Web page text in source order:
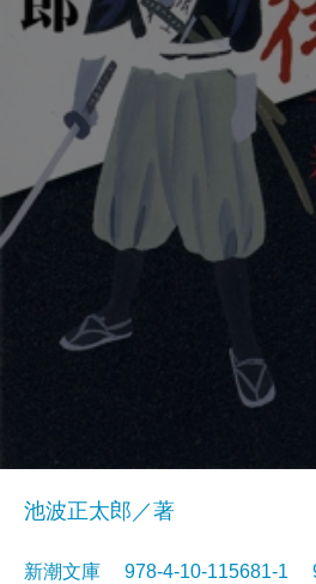
池波正太郎／著
新潮文庫 978-4-10-115681-1